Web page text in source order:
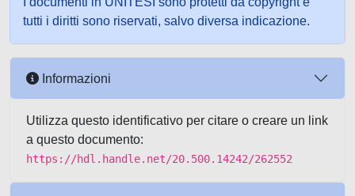
tutti i diritti sono riservati, salvo diversa indicazione.
Informazioni
Utilizza questo identificativo per citare o creare un link
a questo documento:
https://hdl.handle.net/20.500.14242/262552